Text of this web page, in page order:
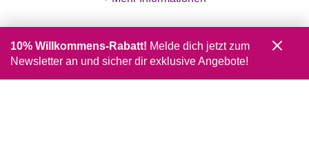
10% Willkommens-Rabatt! Melde dich jetzt zum
Newsletter an und sicher dir exklusive Angebote!